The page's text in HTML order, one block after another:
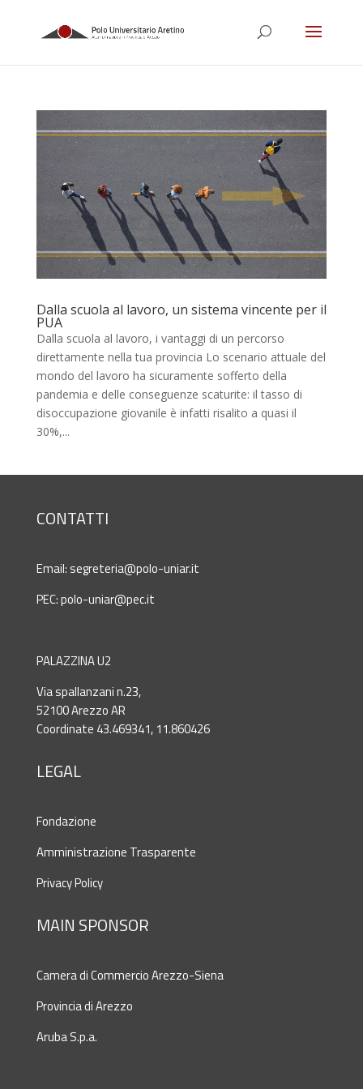
Dalla scuola al lavoro, un sistema vincente per il
PUA
Dalla scuola al lavoro, i vantaggi di un percorso
direttamente nella tua provincia Lo scenario attuale del
mondo del lavoro ha sicuramente sofferto della
pandemia e delle conseguenze scaturite: il tasso di
disoccupazione giovanile è infatti risalito a quasi il
30%,...
CONTATTI
Email: segreteria@polo-uniar.it
PEC:polo-uniar@pec.it
PALAZZINA U2
Via spallanzani n.23,
52100 Arezzo AR
Coordinate 43.469341, 11.860426
LEGAL
Fondazione
Amministrazione Trasparente
Privacy Policy
MAIN SPONSOR
Camera di Commercio Arezzo-Siena
Provincia di Arezzo
Aruba S.p.a.